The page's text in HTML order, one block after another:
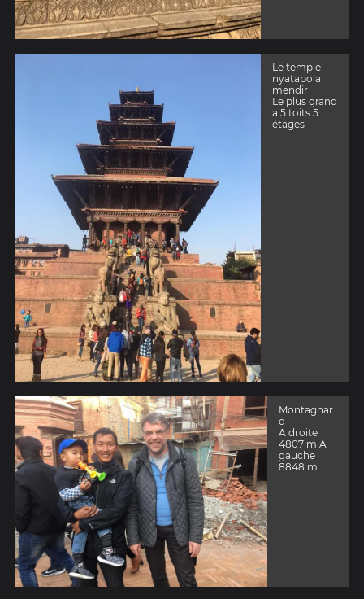
Le temple
nyatapola
mendir
Le plus grand
a 5 toits 5
étages
Montagnar
d
A droite
4807 m A
gauche
8848 m